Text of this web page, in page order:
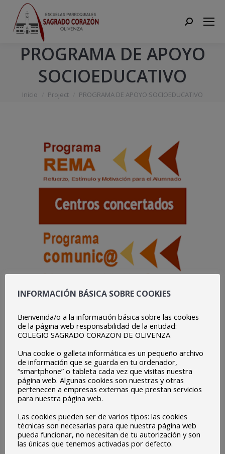
Search:
PROGRAMA DE APOYO
SOCIOEDUCATIVO
Estás aquí:
Inicio Project PROGRAMA DE APOYO SOCIOEDUCATIVO
PROGRAMA DE APOYO SOCIOEDUCATIVO
REMA (Refuerzo, Estímulo y Motivación para el
Alumnado)
Nuestro centro desarrolla durante el presente curso este
programa con el que pretendemos dar respuesta a las
necesidades de algunos de nuestros alumnos/as y
esforzamos en compensar las desigualdades sociales
mediante una pedagogía que comprometa a los
INFORMACIÓN BÁSICA SOBRE COOKIES
Bienvenida/o a la información básica sobre las cookies
de la página web responsabilidad de la entidad:
COLEGIO SAGRADO CORAZON DE OLIVENZA
Una cookie o galleta informática es un pequeño archivo
de información que se guarda en tu ordenador,
“smartphone” o tableta cada vez que visitas nuestra
página web. Algunas cookies son nuestras y otras
pertenecen a empresas externas que prestan servicios
para nuestra página web.
Las cookies pueden ser de varios tipos: las cookies
técnicas son necesarias para que nuestra página web
pueda funcionar, no necesitan de tu autorización y son
las únicas que tenemos activadas por defecto.